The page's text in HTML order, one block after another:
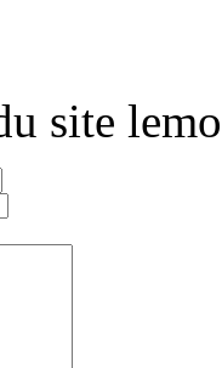
site